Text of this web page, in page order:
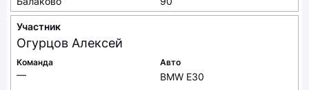
Участник
Огурцов Алексей
Команда
—
Авто
BMW E30